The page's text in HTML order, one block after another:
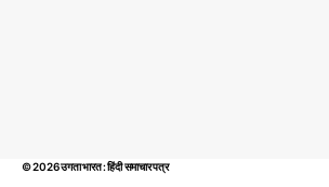
© 2026उगता भारत : हिंदी समाचार पत्र